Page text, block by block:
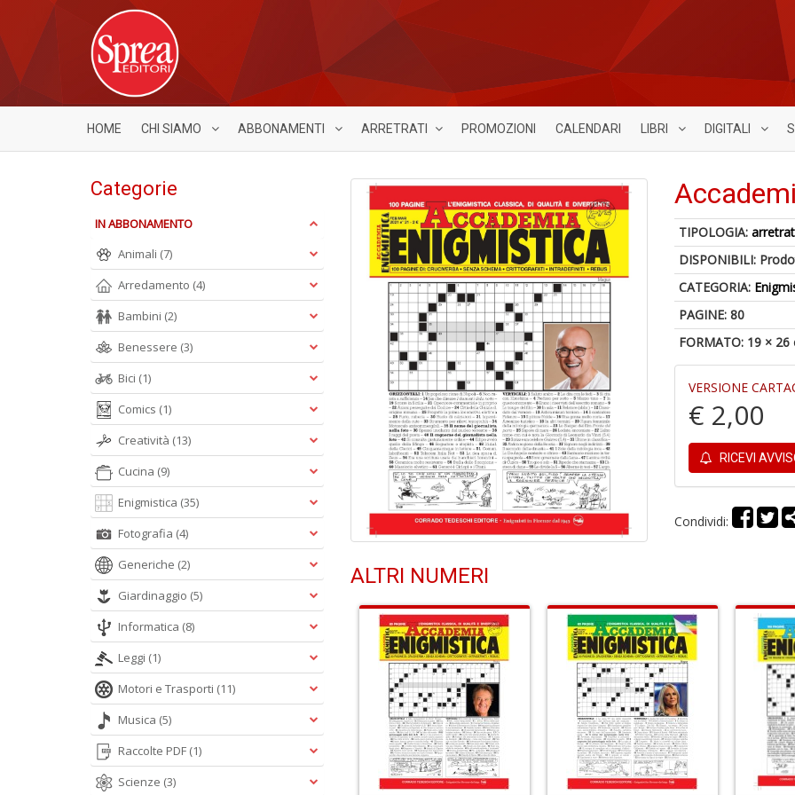
HOME CHI SIAMO ABBONAMENTI ARRETRATI PROMOZIONI CALENDARI LIBRI DIGITALI
TIPOLOGIA:
DISPONIBILI:
CATEGORIA:
PAGINE: 80
FORMATO: 19 × 26
VERSIONE
€ 2,00
RICEVI
Condividi:
ALTRI NUMERI
Categorie
IN ABBONAMENTO
Animali (7)
Arredamento (4)
Bambini (2)
Benessere (3)
Bici (1)
Comics (1)
Creatività (13)
Cucina (9)
Enigmistica (35)
Fotografia (4)
Generiche (2)
Giardinaggio (5)
Informatica (8)
Leggi (1)
Motori e Trasporti (11)
Musica (5)
Raccolte PDF (1)
Scienze (3)